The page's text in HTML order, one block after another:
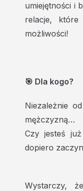
umiejętności i
relacje,
możliwości!
🎯 Dla kogo?
Niezależnie
mężczyzną…
Czy jesteś
dopiero
Wystarczy,